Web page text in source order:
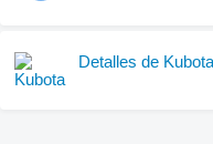
Detalles de